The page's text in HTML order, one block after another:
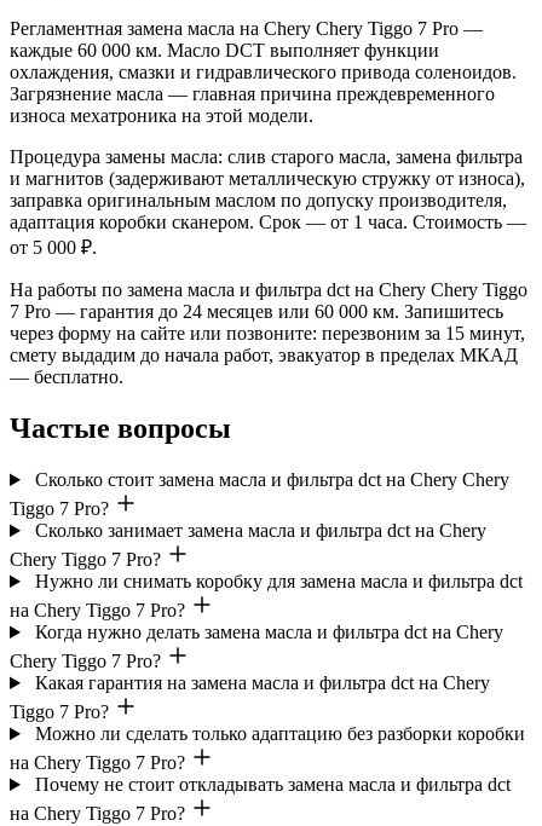
Регламентная замена масла на Chery Chery Tiggo 7 Pro —
каждые 60 000 км. Масло DCT выполняет функции
охлаждения, смазки и гидравлического привода соленоидов.
Загрязнение масла — главная причина преждевременного
износа мехатроника на этой модели.
Процедура замены масла: слив старого масла, замена фильтра
и магнитов (задерживают металлическую стружку от износа),
заправка оригинальным маслом по допуску производителя,
адаптация коробки сканером. Срок — от 1 часа. Стоимость —
от 5 000 ₽.
На работы по замена масла и фильтра dct на Chery Chery Tiggo
7 Pro — гарантия до 24 месяцев или 60 000 км. Запишитесь
через форму на сайте или позвоните: перезвоним за 15 минут,
смету выдадим до начала работ, эвакуатор в пределах МКАД
— бесплатно.
Частые вопросы
Сколько стоит замена масла и фильтра dct на Chery Chery
Tiggo 7 Pro?
Сколько занимает замена масла и фильтра dct на Chery
Chery Tiggo 7 Pro?
Нужно ли снимать коробку для замена масла и фильтра dct
на Chery Tiggo 7 Pro?
Когда нужно делать замена масла и фильтра dct на Chery
Chery Tiggo 7 Pro?
Какая гарантия на замена масла и фильтра dct на Chery
Tiggo 7 Pro?
Можно ли сделать только адаптацию без разборки коробки
на Chery Tiggo 7 Pro?
Почему не стоит откладывать замена масла и фильтра dct
на Chery Tiggo 7 Pro?